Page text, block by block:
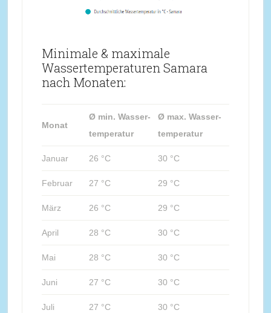
Minimale & maximale
Wassertemperaturen Samara
nach Monaten:
Monat
Ø min. Wasser-
temperatur
Ø max. Wasser-
temperatur
Januar 26 °C 30 °C
Februar 27 °C 29 °C
März 26 °C 29 °C
April 28 °C 30 °C
Mai 28 °C 30 °C
Juni 27 °C 30 °C
Juli 27 °C 30 °C